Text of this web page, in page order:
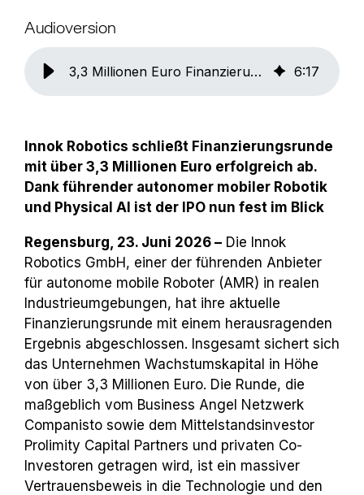
Audioversion
3,3 Millionen Euro Finanzierung erfolgreich abgeschlossen. Next Steps im Blick! 6:17
Innok Robotics schließt Finanzierungsrunde
mit über 3,3 Millionen Euro erfolgreich ab.
Dank führender autonomer mobiler Robotik
und Physical AI ist der IPO nun fest im Blick
Regensburg , 23. Juni 2026 – Die Innok
Robotics GmbH, einer der führenden Anbieter
für autonome mobile Roboter (AMR) in realen
Industrieumgebungen, hat ihre aktuelle
Finanzierungsrunde mit einem herausragenden
Ergebnis abgeschlossen. Insgesamt sichert sich
das Unternehmen Wachstumskapital in Höhe
von über 3,3 Millionen Euro. Die Runde, die
maßgeblich vom Business Angel Netzwerk
Companisto sowie dem Mittelstandsinvestor
Prolimity Capital Partners und privaten Co-
Investoren getragen wird, ist ein massiver
Vertrauensbeweis in die Technologie und den